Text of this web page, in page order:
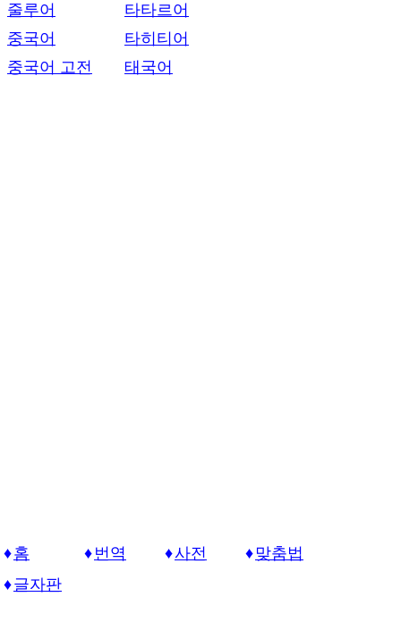
줄루어
중국어
중국어 고전
타타르어
타히티어
태국어
홈 번역 사전
맞춤법
글자판